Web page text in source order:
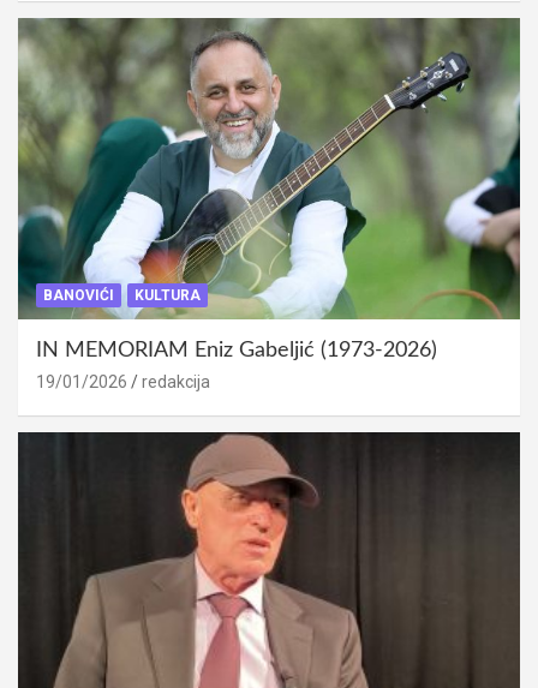
BANOVIĆI KULTURA
IN MEMORIAM Eniz Gabeljić (1973-2026)
19/01/2026 redakcija